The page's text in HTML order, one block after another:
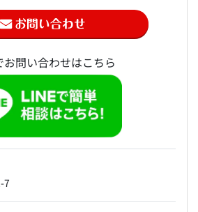
お問い合わせはこちら
7